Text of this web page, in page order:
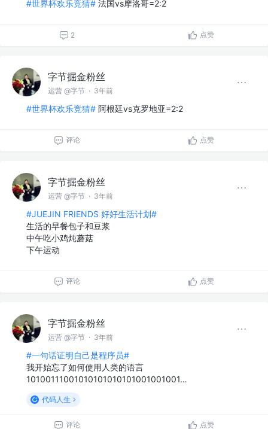
#世界杯欢乐竞猜# 法国vs摩洛哥=2:2
2 点赞
字节掘金粉丝
运营 @字节 · 3年前
#世界杯欢乐竞猜# 阿根廷vs克罗地亚=2:2
评论 点赞
字节掘金粉丝
运营 @字节 · 3年前
#JUEJIN FRIENDS 好好生活计划#
生活的早餐包子和豆浆
中午吃小鸡炖蘑菇
下午运动
评论 点赞
字节掘金粉丝
运营 @字节 · 3年前
#一句话证明自己是程序员#
我开始忘了如何使用人类的语言
10100111001010101010101001001001…
代码人生
评论 点赞